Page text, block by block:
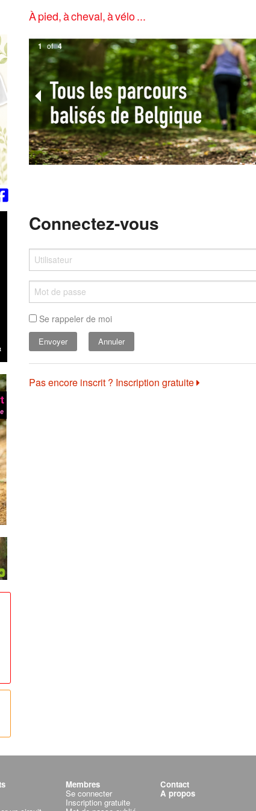
À pied, à cheval, à vélo ...
1 of 4
Connectez-vous
Se rappeler de moi
Annuler
Pas encore inscrit ? Inscription gratuite
Membres
Se connecter
Inscription gratuite
Contact
A propos